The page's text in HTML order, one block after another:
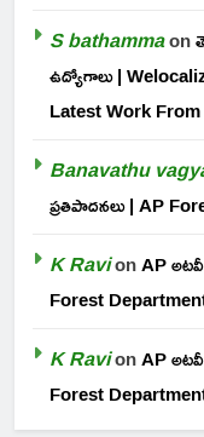
S bathammaon
ఉద్యోగాలు |
Latest Work
Banavathu
ప్రతిపాదనలు | AP
K RavionAP
Forest
K RavionAP
Forest